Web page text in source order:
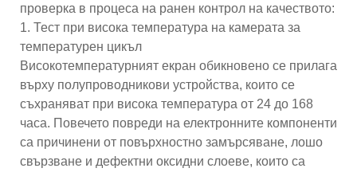
проверка в процеса на ранен контрол на качеството:
1. Тест при висока температура на камерата за
температурен цикъл
Високотемпературният екран обикновено се прилага
върху полупроводникови устройства, които се
съхраняват при висока температура от 24 до 168
часа. Повечето повреди на електронните компоненти
са причинени от повърхностно замърсяване, лошо
свързване и дефектни оксидни слоеве, които са